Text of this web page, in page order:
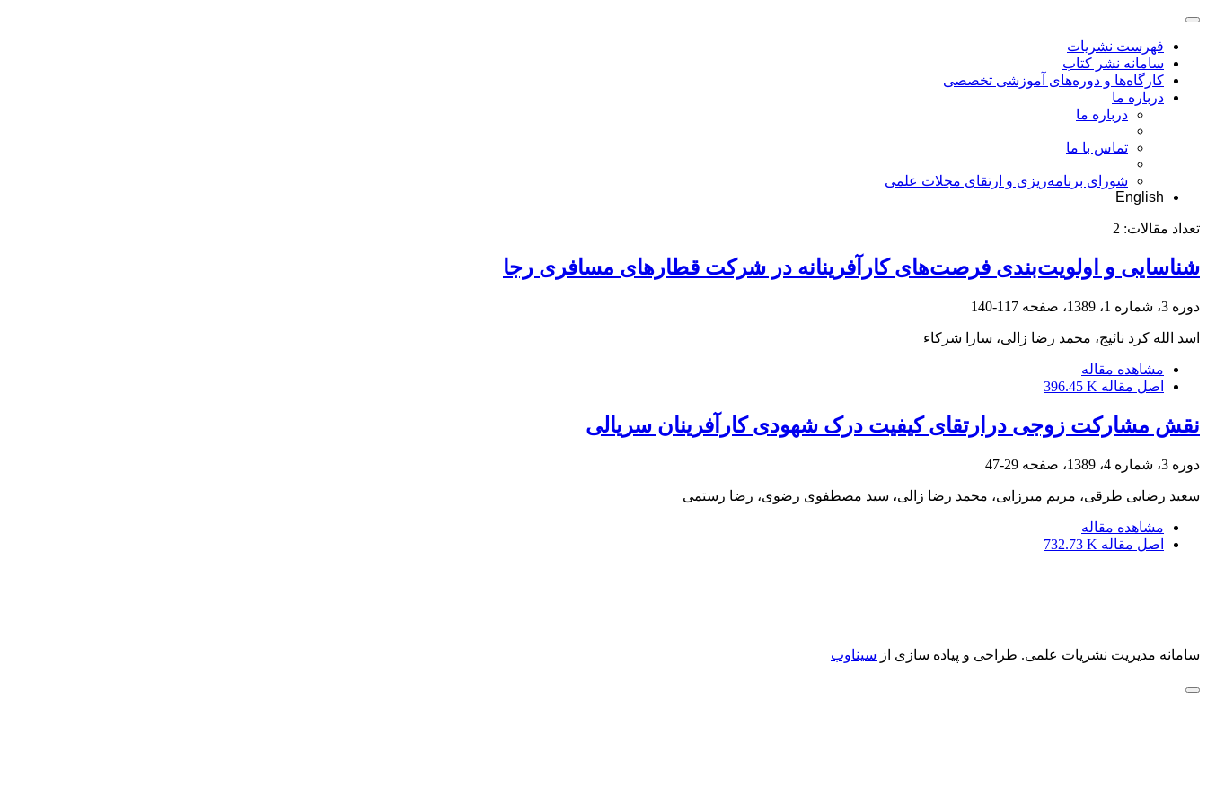
فهرست نشریات
سامانه نشر کتاب
کارگاه‌ها و دوره‌های آموزشی تخصصی
درباره ما
درباره ما
تماس با ما
شورای برنامه‌ریزی و ارتقای مجلات علمی
English
تعداد مقالات: 2
شناسایی و اولویت‌بندی فرصت‌های کارآفرینانه در شرکت قطارهای مسافری رجا
دوره 3، شماره 1، 1389، صفحه 117-140
اسد الله کرد نائیج، محمد رضا زالی، سارا شرکاء
مشاهده مقاله
اصل مقاله 396.45 K
نقش مشارکت زوجی درارتقای کیفیت درک شهودی کارآفرینان سریالی
دوره 3، شماره 4، 1389، صفحه 29-47
سعید رضایی طرقی، مریم میرزایی، محمد رضا زالی، سید مصطفوی رضوی، رضا رستمی
مشاهده مقاله
اصل مقاله 732.73 K
سامانه مدیریت نشریات علمی. طراحی و پیاده سازی از سیناوب